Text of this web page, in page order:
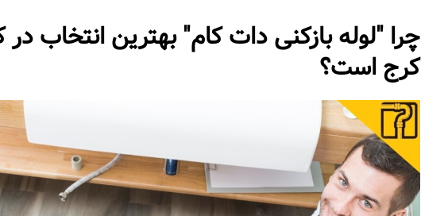
چرا "لوله بازکنی دات کام" بهترین انتخاب
کرج است؟